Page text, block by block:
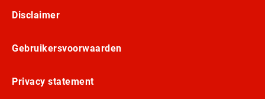
Disclaimer
Gebruikersvoorwaarden
Privacy statement